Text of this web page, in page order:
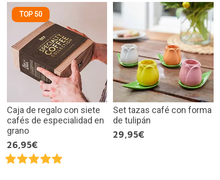
TOP 50
Caja de regalo con siete
cafés de especialidad en
grano
26,95€
Set tazas café con forma
de tulipán
29,95€